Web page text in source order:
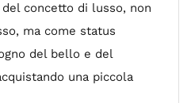
concetto di lusso, non
ma come status
del bello e del
una piccola